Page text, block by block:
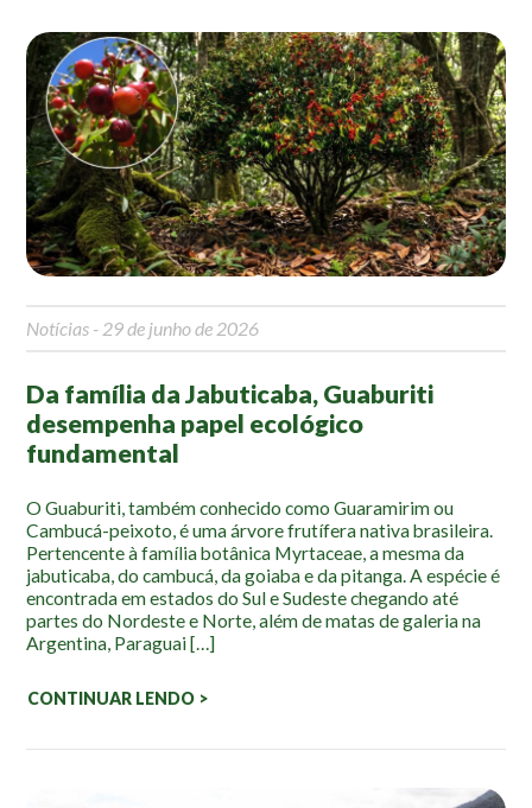
Notícias - 29 de junho de 2026
Da família da Jabuticaba, Guaburiti
desempenha papel ecológico
fundamental
O Guaburiti, também conhecido como Guaramirim ou
Cambucá-peixoto, é uma árvore frutífera nativa brasileira.
Pertencente à família botânica Myrtaceae, a mesma da
jabuticaba, do cambucá, da goiaba e da pitanga. A espécie é
encontrada em estados do Sul e Sudeste chegando até
partes do Nordeste e Norte, além de matas de galeria na
Argentina, Paraguai […]
CONTINUAR LENDO >